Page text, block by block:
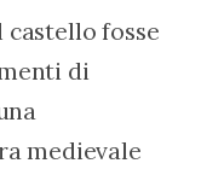
castello fosse
di
medievale